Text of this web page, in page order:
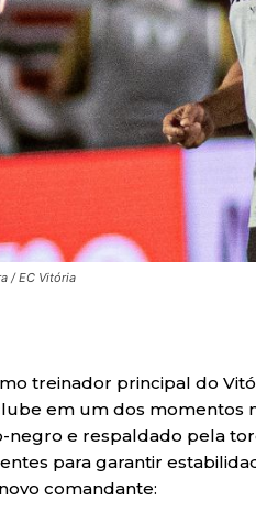
/ EC Vitória
treinador principal do
em um dos momentos
negro e respaldado pela
para garantir
comandante: